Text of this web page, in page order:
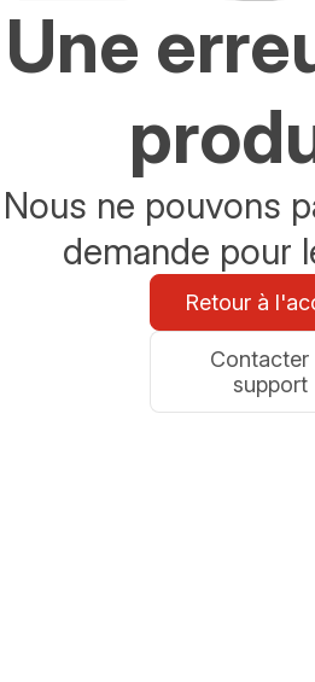
Une
Nous ne pouvons
demande pour
Retour à
Contacter
support